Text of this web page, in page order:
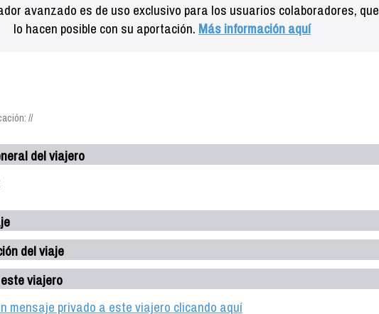
avanzado es de uso exclusivo para los usuarios colaboradores, que
lo hacen posible con su aportación. Más información aquí
//
del viajero
del viaje
viajero
mensaje privado a este viajero clicando aquí